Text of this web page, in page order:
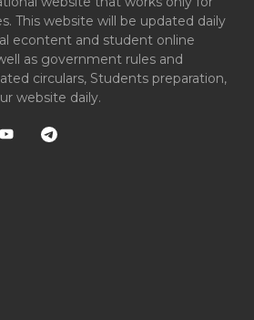
This website will be updated daily
econtent and student online
as government rules and
circulars, Students preparation,
website daily.